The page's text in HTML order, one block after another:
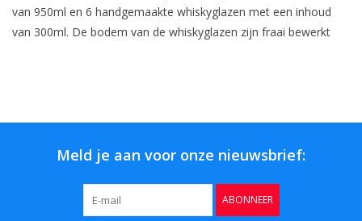
van 950ml en 6 handgemaakte whiskyglazen met een inhoud
van 300ml. De bodem van de whiskyglazen zijn fraai bewerkt
Meld je aan voor onze nieuwsbrief:
ABONNEER